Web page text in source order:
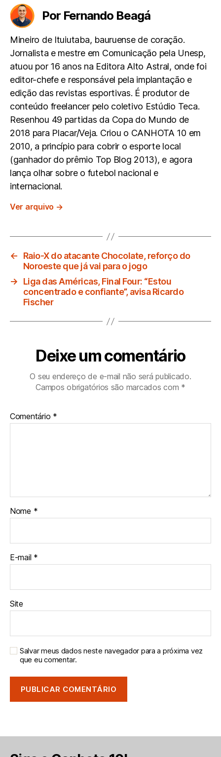
Por Fernando Beagá
Mineiro de Ituiutaba, bauruense de coração.
Jornalista e mestre em Comunicação pela Unesp,
atuou por 16 anos na Editora Alto Astral, onde foi
editor-chefe e responsável pela implantação e
edição das revistas esportivas. É produtor de
conteúdo freelancer pelo coletivo Estúdio Teca.
Resenhou 49 partidas da Copa do Mundo de
2018 para Placar/Veja. Criou o CANHOTA 10 em
2010, a princípio para cobrir o esporte local
(ganhador do prêmio Top Blog 2013), e agora
lança olhar sobre o futebol nacional e
internacional.
Ver arquivo →
←
Raio-X do atacante Chocolate, reforço do
Noroeste que já vai para o jogo
→
Liga das Américas, Final Four: “Estou
concentrado e confiante”, avisa Ricardo
Fischer
Deixe um comentário
O seu endereço de e-mail não será publicado.
Campos obrigatórios são marcados com *
Comentário *
Nome *
E-mail *
Site
Salvar meus dados neste navegador para a próxima vez
que eu comentar.